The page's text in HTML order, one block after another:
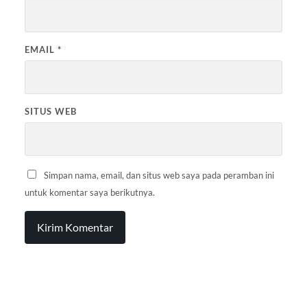
EMAIL *
SITUS WEB
Simpan nama, email, dan situs web saya pada peramban ini
untuk komentar saya berikutnya.